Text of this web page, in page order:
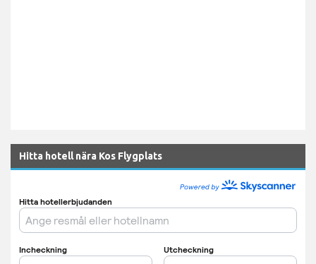
Hitta hotell nära Kos Flygplats